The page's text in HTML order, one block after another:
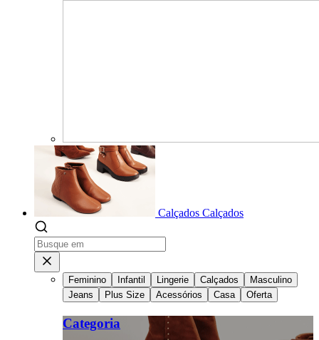
Calçados Calçados
Feminino Infantil Lingerie Calçados
Masculino
Jeans
Plus Size Acessórios Casa Oferta
Categoria